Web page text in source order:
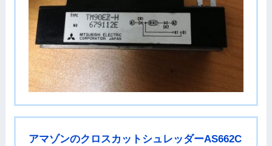
アマゾンのクロスカットシュレッダーAS662C